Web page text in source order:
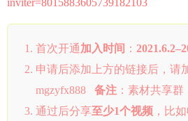
首次开通加入时间 ：
申请后添加上方的链接后，请
mgzyfx888 备注 ：素材共享
通过后分享至少1个视频 ，比